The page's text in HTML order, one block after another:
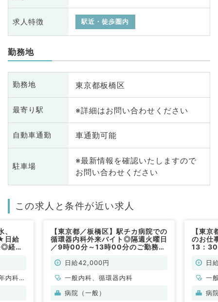
求人特徴 駅近・徒歩圏内
勤務地
勤務地 東京都板橋区
最寄り駅 ※詳細はお問い合わせください
自動車通勤 車通勤可能
駐車場
※最新情報を確認いたしますので
お問い合わせください
この求人と条件が近い求人
日給
経験
内科、
【東京都／板橋区】駅チカ病院での
循環器内科外来バイト◎隔週火曜日
／9時00分～13時00分のご勤務／
も可能です！（循環器内科系／非常
日給42,000円
一般内科、循環器内科
病院（一般）
【東
のお仕
13：
迎（日
一
病